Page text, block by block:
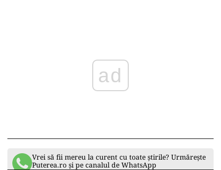
Vrei să fii mereu la curent cu toate știrile? Urmărește
Puterea.ro și pe canalul de WhatsApp